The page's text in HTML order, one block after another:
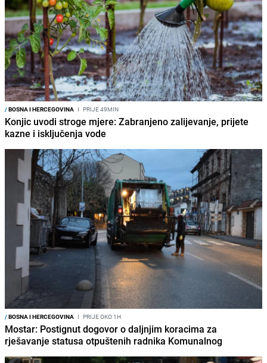
/BOSNA I HERCEGOVINA I PRIJE 49MIN
Konjic uvodi stroge mjere: Zabranjeno zalijevanje, prijete
kazne i isključenja vode
/BOSNA I HERCEGOVINA I PRIJE OKO 1H
Mostar: Postignut dogovor o daljnjim koracima za
rješavanje statusa otpuštenih radnika Komunalnog